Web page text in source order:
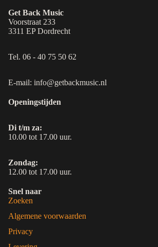
Get Back Music
Voorstraat 233
3311 EP Dordrecht
Tel. 06 - 40 75 50 62
E-mail: info@getbackmusic.nl
Openingstijden
Di t/m za:
10.00 tot 17.00 uur.
Zondag:
12.00 tot 17.00 uur.
Snel naar
Zoeken
Algemene voorwaarden
Privacy